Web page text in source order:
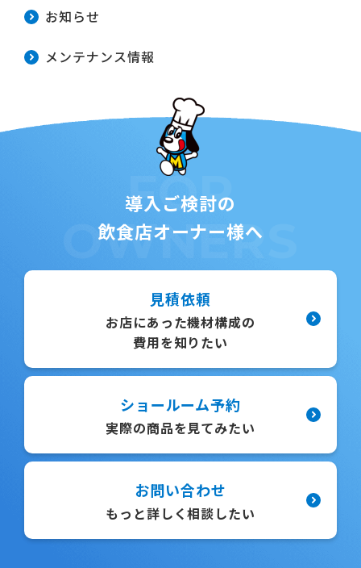
お知らせ
メンテナンス情報
導入ご検討の
飲食店オーナー様へ
FOR
OWNERS
見積依頼
お店にあった機材構成の
費用を知りたい
ショールーム予約
実際の商品を見てみたい
お問い合わせ
もっと詳しく相談したい